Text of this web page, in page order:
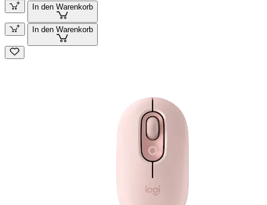
In den Warenkorb
In den Warenkorb